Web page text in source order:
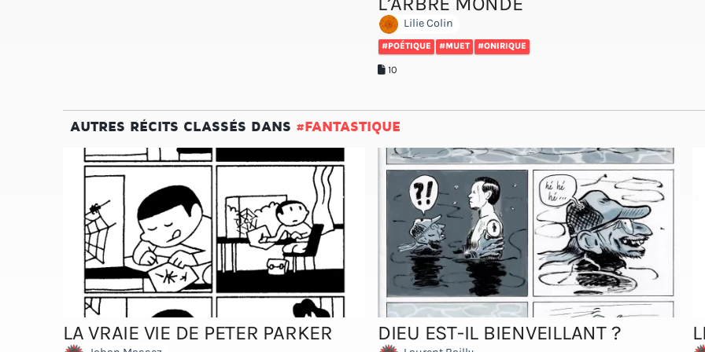
Lilie Colin
#POÉTIQUE #MUET #ONIRIQUE
10
AUTRES RÉCITS CLASSÉS DANS #FANTASTIQUE
LA VRAIE VIE DE PETER PARKER DIEU EST-IL BIENVEILLANT ?